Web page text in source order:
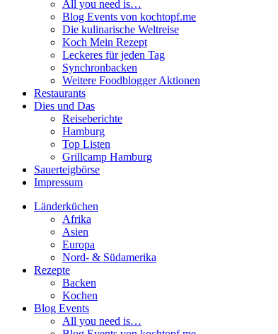
All you need is…
Blog Events von kochtopf.me
Die kulinarische Weltreise
Koch Mein Rezept
Leckeres für jeden Tag
Synchronbacken
Weitere Foodblogger Aktionen
Restaurants
Dies und Das
Reiseberichte
Hamburg
Top Listen
Grillcamp Hamburg
Sauerteigbörse
Impressum
Länderküchen
Afrika
Asien
Europa
Nord- & Südamerika
Rezepte
Backen
Kochen
Blog Events
All you need is…